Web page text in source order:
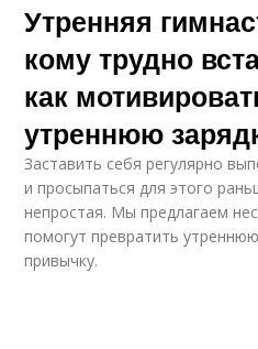
Гимнастики в
детском саду
Утренняя
кому трудно
как
утреннюю
Заставить себя регулярно
и просыпаться для этого
непростая. Мы предлагаем
помогут превратить
привычку.